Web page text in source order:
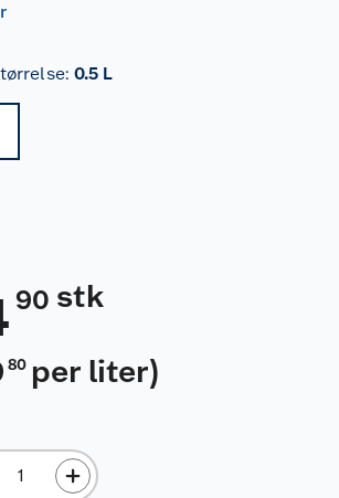
: 0.5 L
90 stk
80 per liter)